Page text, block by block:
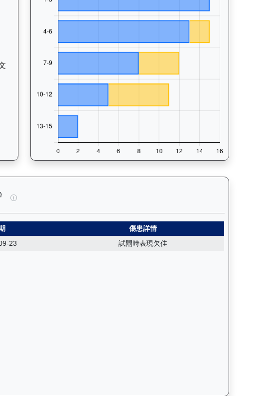
的歷史成績，包括日期、名次、場地、路程、騎
加州活力（J131）— 傷患紀錄：查看馬匹完整的獸
傷患詳情
23
試閘時表現欠佳